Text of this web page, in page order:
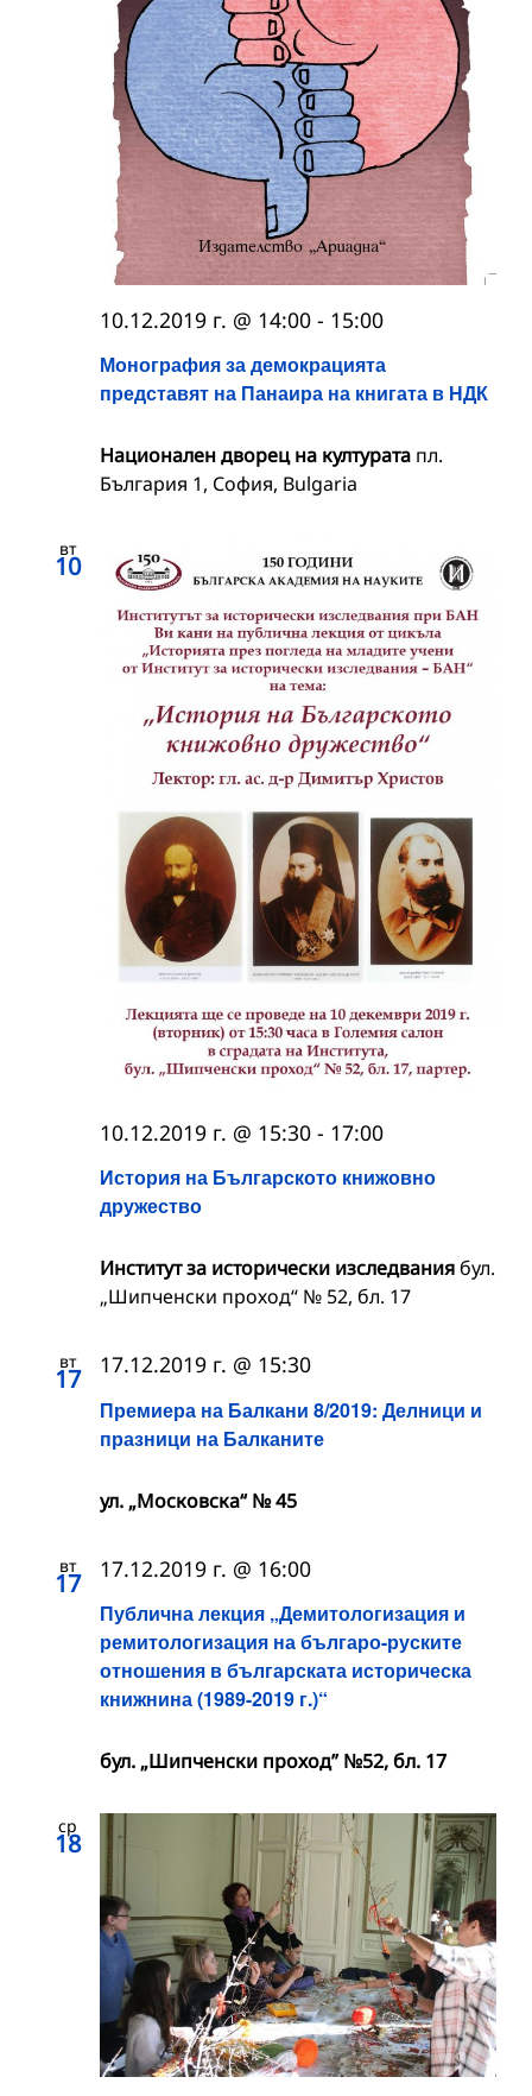
Монография за демокрацията
представят на Панаира на книгата в НДК
10.12.2019 г. @ 14:00 - 15:00
Национален дворец на културата пл.
България 1, София, Bulgaria
вт
10
История на Българското книжовно
дружество
10.12.2019 г. @ 15:30 - 17:00
Институт за исторически изследваниябул.
„Шипченски проход“ № 52, бл. 17
вт
17
Премиера на Балкани 8/2019: Делници и
празници на Балканите
17.12.2019 г. @ 15:30
ул. „Московска“ № 45
вт
17
Публична лекция „Демитологизация и
ремитологизация на българо-руските
отношения в българската историческа
книжнина (1989-2019 г.)“
17.12.2019 г. @ 16:00
бул. „Шипченски проход” №52, бл. 17
ср
18